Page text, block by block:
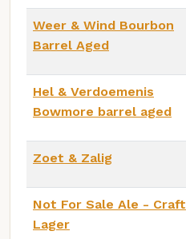
Weer & Wind Bourbon
Barrel Aged
Hel & Verdoemenis
Bowmore barrel aged
Zoet & Zalig
Not For Sale Ale - Craft
Lager